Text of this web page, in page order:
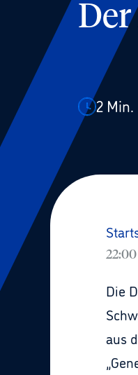
2 Min.
22:00
Die
aus